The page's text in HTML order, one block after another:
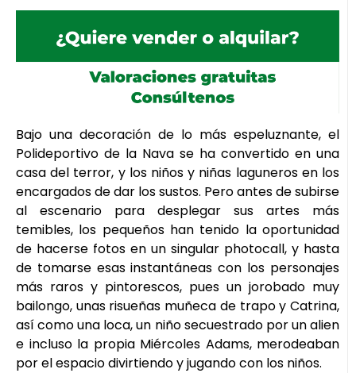
Bajo una decoración de lo más espeluznante, el
Polideportivo de la Nava se ha convertido en una
casa del terror, y los niños y niñas laguneros en los
encargados de dar los sustos. Pero antes de subirse
al escenario para desplegar sus artes más
temibles, los pequeños han tenido la oportunidad
de hacerse fotos en un singular photocall, y hasta
de tomarse esas instantáneas con los personajes
más raros y pintorescos, pues un jorobado muy
bailongo, unas risueñas muñeca de trapo y Catrina,
así como una loca, un niño secuestrado por un alien
e incluso la propia Miércoles Adams, merodeaban
por el espacio divirtiendo y jugando con los niños.